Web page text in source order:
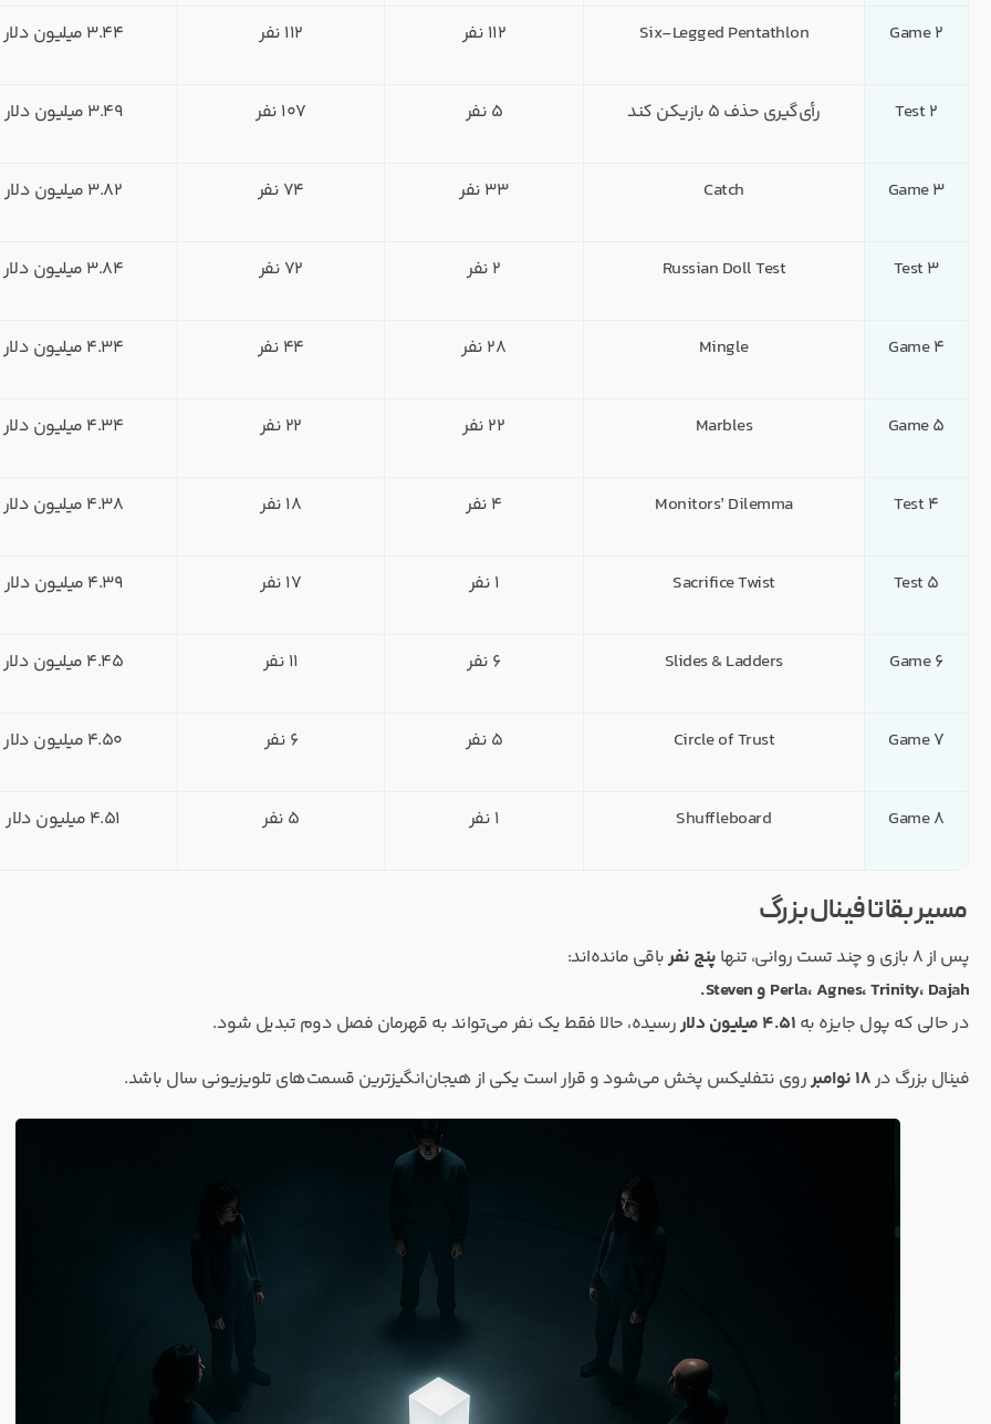
Game 2
Six-Legged Pentathlon 112 نفر 112 نفر 3.44 میلیون دلار
Test 2 رأی‌گیری حذف ۵ بازیکن کند 5 نفر 107 نفر 3.49 میلیون دلار
Game 3
Catch 33 نفر 74 نفر 3.82 میلیون دلار
Test 3
Russian Doll Test 2 نفر 72 نفر 3.84 میلیون دلار
Game 4
Mingle 28 نفر 44 نفر 4.34 میلیون دلار
Game 5
Marbles 22 نفر 22 نفر 4.34 میلیون دلار
Test 4
Monitors’ Dilemma 4 نفر 18 نفر 4.38 میلیون دلار
Test 5
Sacrifice Twist 1 نفر 17 نفر 4.39 میلیون دلار
Game 6
Slides & Ladders 6 نفر 11 نفر 4.45 میلیون دلار
Game 7
Circle of Trust 5 نفر 6 نفر 4.50 میلیون دلار
Game 8
Shuffleboard 1 نفر 5 نفر 4.51 میلیون دلار
مسیر بقا تا فینال بزرگ
پس از ۸ بازی و چند تست روانی، تنها پنج نفرباقی مانده‌اند:
Perla، Agnes، Trinity، Dajah و Steven.
در حالی که پول جایزه به ۴.۵۱ میلیون دلار
رسیده، حالا فقط یک نفر می‌تواند به قهرمان فصل دوم تبدیل شود.
فینال بزرگ در۱۸ نوامبر روی نتفلیکس پخش می‌شود و قرار است یکی از هیجان‌انگیزترین قسمت‌های تلویزیونی سال باشد.